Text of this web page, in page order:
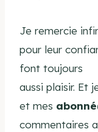
Je remercie
pour leur
font toujours
aussi plaisir. Et
et mes
commentaires